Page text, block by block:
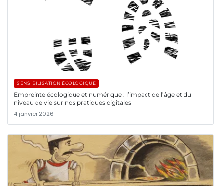
SENSIBILISATION ÉCOLOGIQUE
Empreinte écologique et numérique : l’impact de l’âge et du
niveau de vie sur nos pratiques digitales
4 janvier 2026